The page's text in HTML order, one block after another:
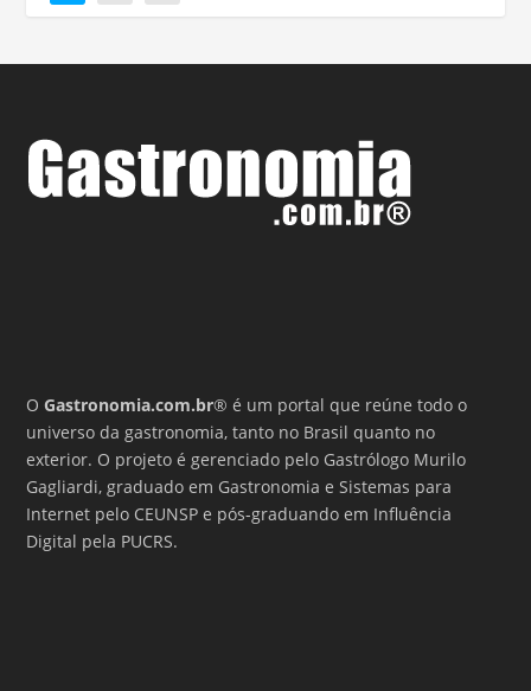
OGastronomia.com.br® é um portal que reúne todo o
universo da gastronomia, tanto no Brasil quanto no
exterior. O projeto é gerenciado pelo Gastrólogo Murilo
Gagliardi, graduado em Gastronomia e Sistemas para
Internet pelo CEUNSP e pós-graduando em Influência
Digital pela PUCRS.